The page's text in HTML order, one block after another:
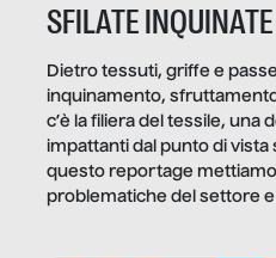
SFILATE INQUINATE
Dietro tessuti, griffe e
inquinamento,
c’è la filiera del tessile, una
impattanti dal punto di vista
questo reportage mettiamo
problematiche del settore